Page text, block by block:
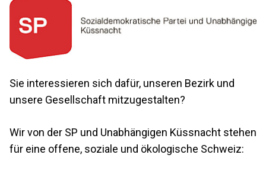
Sie interessieren sich dafür, unseren Bezirk und
unsere Gesellschaft mitzugestalten?
Wir von der SP und Unabhängigen Küssnacht stehen
für eine offene, soziale und ökologische Schweiz: